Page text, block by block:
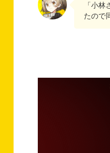
「小
たので